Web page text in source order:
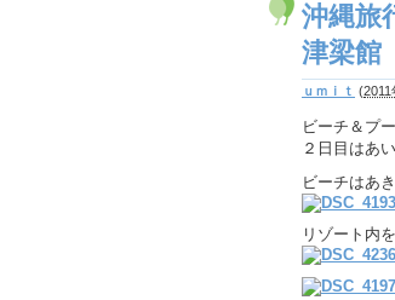
沖縄
津梁館
ｕｍｉｔ (2011
ビーチ＆プ
２日目はあ
ビーチはあ
リゾート内